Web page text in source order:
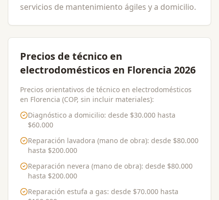
servicios de mantenimiento ágiles y a domicilio.
Precios de técnico en
electrodomésticos en Florencia 2026
Precios orientativos de técnico en electrodomésticos
en Florencia (COP, sin incluir materiales):
Diagnóstico a domicilio: desde $30.000 hasta
$60.000
Reparación lavadora (mano de obra): desde $80.000
hasta $200.000
Reparación nevera (mano de obra): desde $80.000
hasta $200.000
Reparación estufa a gas: desde $70.000 hasta